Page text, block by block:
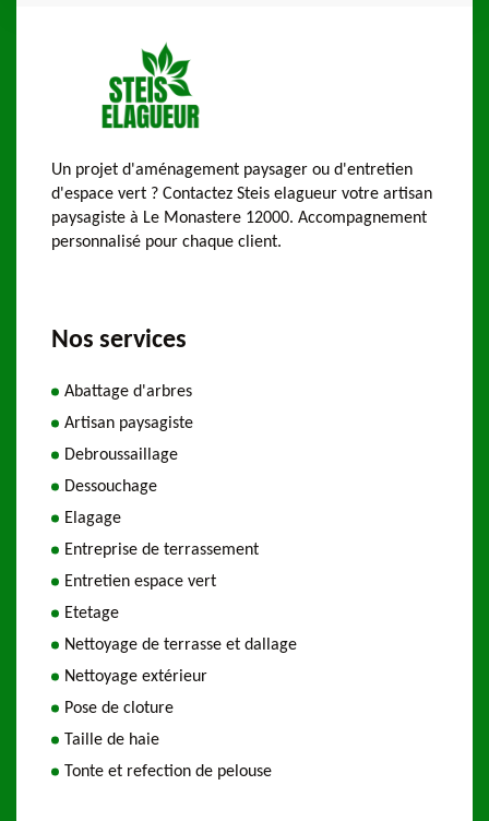
Un projet d'aménagement paysager ou d'entretien
d'espace vert ? Contactez Steis elagueur votre artisan
paysagiste à Le Monastere 12000. Accompagnement
personnalisé pour chaque client.
Nos services
Abattage d'arbres
Artisan paysagiste
Debroussaillage
Dessouchage
Elagage
Entreprise de terrassement
Entretien espace vert
Etetage
Nettoyage de terrasse et dallage
Nettoyage extérieur
Pose de cloture
Taille de haie
Tonte et refection de pelouse